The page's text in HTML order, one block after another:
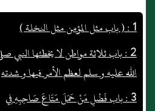
1 : ( باب مثل المؤمن مثل النخلة )
2 : باب ثلاثة مواطن لا يخطئها النبي صلى
الله عليه و سلم لعظم الأمر فيها و شدته
3 : باب فَضْلِ مَنْ حَمَلَ مَتَاعَ صَاحِبِهِ فِي
السَّفَرِ